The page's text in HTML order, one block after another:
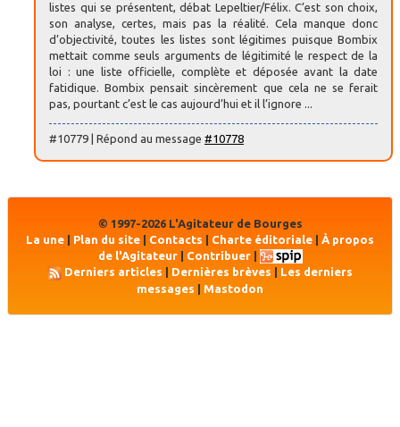
listes qui se présentent, débat Lepeltier/Félix. C’est son choix,
son analyse, certes, mais pas la réalité. Cela manque donc
d’objectivité, toutes les listes sont légitimes puisque Bombix
mettait comme seuls arguments de légitimité le respect de la
loi : une liste officielle, complète et déposée avant la date
fatidique. Bombix pensait sincèrement que cela ne se ferait
pas, pourtant c’est le cas aujourd’hui et il l’ignore ...
#10779 | Répond au message #10778
© 1997-2026 L'Agitateur de Bourges
La une | Plan du site | Contacts | Charte éditoriale | À propos
de l'Agitateur| Contribuer|
Derniers articles
Dernières brèves
Les derniers
messages | Mastodon